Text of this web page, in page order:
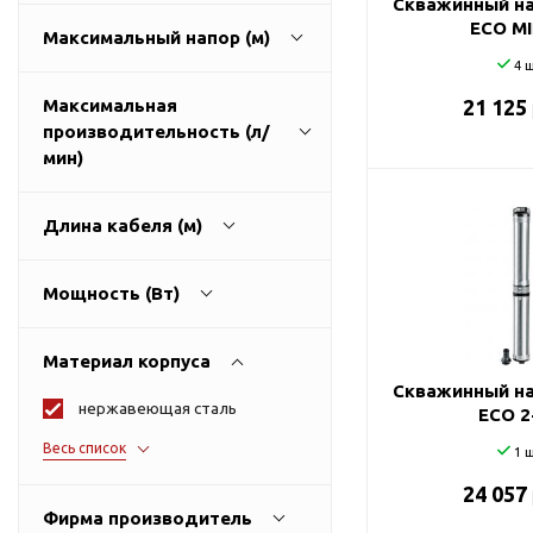
давления
насосы фланцевые
Циркуляционные
насосы (сухой ротор)
давления
насосы для ГВС
Насосы для фонтана и
бассейна
Насосы и оборудование
Максимальный напор (м)
30
Максимальная
производительность (л/
мин)
Длина кабеля (м)
Мощность (Вт)
250
Материал корпуса
латунь
нержавеющая сталь
Весь список
Фирма производитель
Скважинный
ECO
4
21 125
Скважинный
ECO
1
24 057